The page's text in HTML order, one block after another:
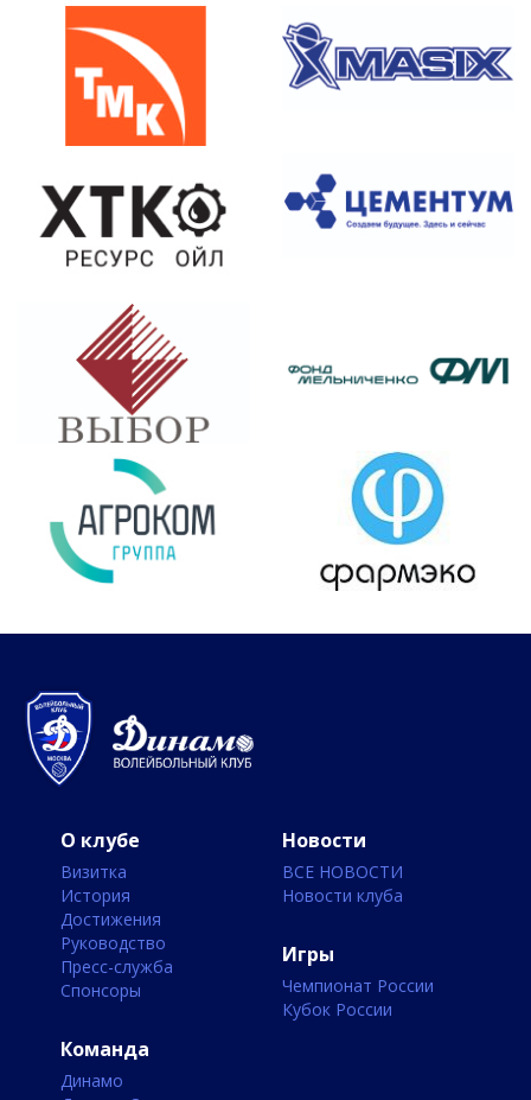
О клубе
Визитка
История
Достижения
Руководство
Пресс-служба
Спонсоры
Команда
Динамо
Новости
ВСЕ НОВОСТИ
Новости клуба
Игры
Чемпионат России
Кубок России